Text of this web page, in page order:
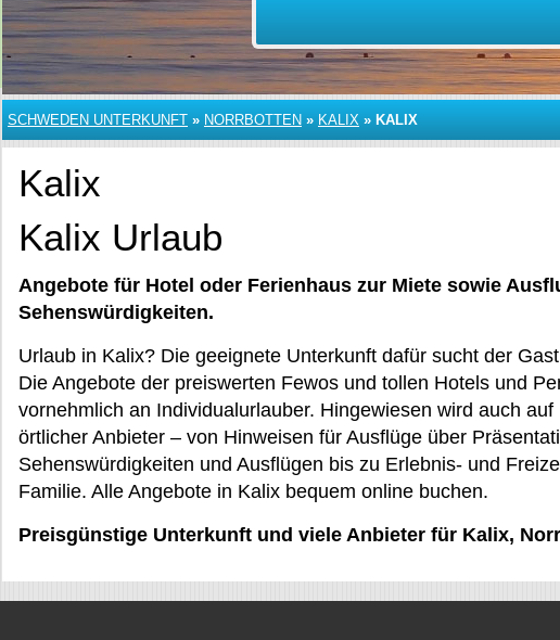
SCHWEDEN UNTERKUNFT » NORRBOTTEN » KALIX » KALIX
Kalix
Kalix Urlaub
Angebote für Hotel oder Ferienhaus zur Miete sowie
Sehenswürdigkeiten.
Urlaub in Kalix? Die geeignete Unterkunft dafür sucht der
Die Angebote der preiswerten Fewos und tollen Hotels und
vornehmlich an Individualurlauber. Hingewiesen wird auch
örtlicher Anbieter – von Hinweisen für Ausflüge über
Sehenswürdigkeiten und Ausflügen bis zu Erlebnis- und
Familie. Alle Angebote in Kalix bequem online buchen.
Preisgünstige Unterkunft und viele Anbieter für Kalix,